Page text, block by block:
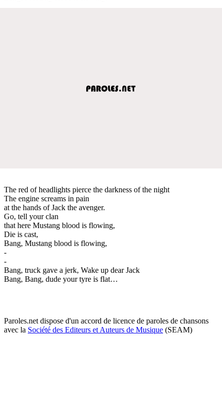
The red of headlights pierce the darkness of the night
The engine screams in pain
at the hands of Jack the avenger.
Go, tell your clan
that here Mustang blood is flowing,
Die is cast,
Bang, Mustang blood is flowing,
-
-
Bang, truck gave a jerk, Wake up dear Jack
Bang, Bang, dude your tyre is flat…
Paroles.net dispose d'un accord de licence de paroles de chansons
avec la Société des Editeurs et Auteurs de Musique (SEAM)